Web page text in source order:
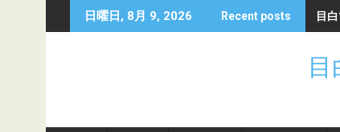
to
日曜日, 8月 9, 2026 Recent posts 目